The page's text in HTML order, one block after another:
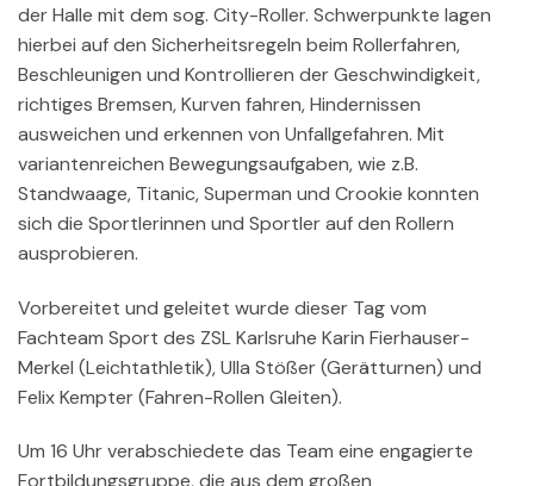
der Halle mit dem sog. City-Roller. Schwerpunkte lagen
hierbei auf den Sicherheitsregeln beim Rollerfahren,
Beschleunigen und Kontrollieren der Geschwindigkeit,
richtiges Bremsen, Kurven fahren, Hindernissen
ausweichen und erkennen von Unfallgefahren. Mit
variantenreichen Bewegungsaufgaben, wie z.B.
Standwaage, Titanic, Superman und Crookie konnten
sich die Sportlerinnen und Sportler auf den Rollern
ausprobieren.
Vorbereitet und geleitet wurde dieser Tag vom
Fachteam Sport des ZSL Karlsruhe Karin Fierhauser-
Merkel (Leichtathletik), Ulla Stößer (Gerätturnen) und
Felix Kempter (Fahren-Rollen Gleiten).
Um 16 Uhr verabschiedete das Team eine engagierte